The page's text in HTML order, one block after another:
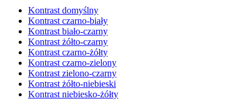
Kontrast domyślny
Kontrast czarno-biały
Kontrast biało-czarny
Kontrast żółto-czarny
Kontrast czarno-żółty
Kontrast czarno-zielony
Kontrast zielono-czarny
Kontrast żółto-niebieski
Kontrast niebiesko-żółty